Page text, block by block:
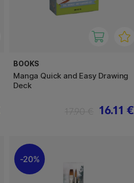
BOOKS
Manga Quick and Easy Drawing
Deck
16.11 €
20%